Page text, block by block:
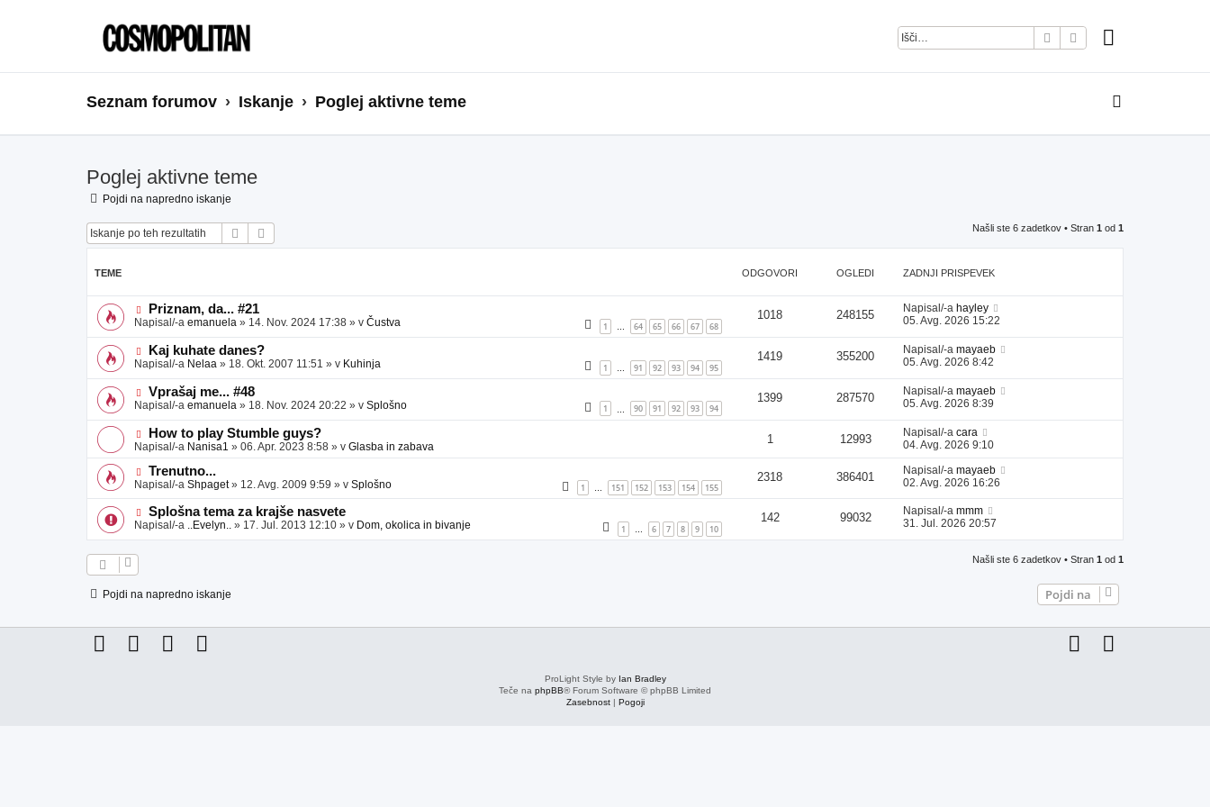
IskanjeNapredno iskanje
Seznam forumov Iskanje Poglej aktivne teme
Poglej aktivne teme
Pojdi na napredno iskanje
Iskanje Našli ste 6 zadetkov • Stran 1 od 1
TEME ODGOVORI OGLEDI ZADNJI PRISPEVEK
N
o
e
o
b
j
a
v
e
Priznam, da... #21
Napisal/-a emanuela » 14. Nov. 2024 17:38 » v Čustva 1 64 65 66 67 68
1018 248155 Napisal/-a hayley
05. Avg. 2026 15:22
N
o
e
b
j
a
v
e
Kaj kuhate danes?
Napisal/-a Nelaa » 18. Okt. 2007 11:51 » v Kuhinja 1 91 92 93 94 95
1419 355200 Napisal/-a mayaeb
05. Avg. 2026 8:42
N
o
v
e
o
b
v
e
Vprašaj me... #48
Napisal/-a emanuela » 18. Nov. 2024 20:22 » v Splošno 1 90 91 92 93 94
1399 287570 Napisal/-a mayaeb
05. Avg. 2026 8:39
N
o
v
e
o
b
a
v
How to play Stumble guys?
Napisal/-a Nanisa1 » 06. Apr. 2023 8:58 » v Glasba in zabava
1 12993 Napisal/-a cara
04. Avg. 2026 9:10
N
o
v
e
o
b
Trenutno...
Napisal/-a Shpaget» 12. Avg. 2009 9:59 » v Splošno 1 … 151 152 153 154 155
2318 386401 Napisal/-a mayaeb
02. Avg. 2026 16:26
N
o
a
Splošna tema za krajše nasvete
Napisal/-a ..Evelyn.. » 17. Jul. 2013 12:10 » v Dom, okolica in bivanje 1 … 6 7 8 9 10
142 99032 Napisal/-a mmm
31. Jul. 2026 20:57
Našli ste 6 zadetkov • Stran 1 od 1
Pojdi na napredno iskanje Pojdi na
ProLight Style by Ian Bradley
Teče na phpBB® Forum Software © phpBB Limited
Zasebnost| Pogoji